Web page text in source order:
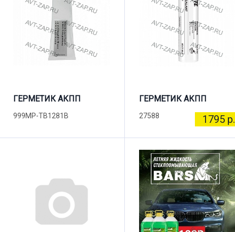
ГЕРМЕТИК АКПП
999MP-TB1281B
ГЕРМЕТИК АКПП
27588 1795 р.